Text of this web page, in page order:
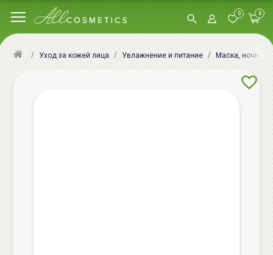
0 0
Уход за кожей лица Увлажнение и питание Маска, ночная